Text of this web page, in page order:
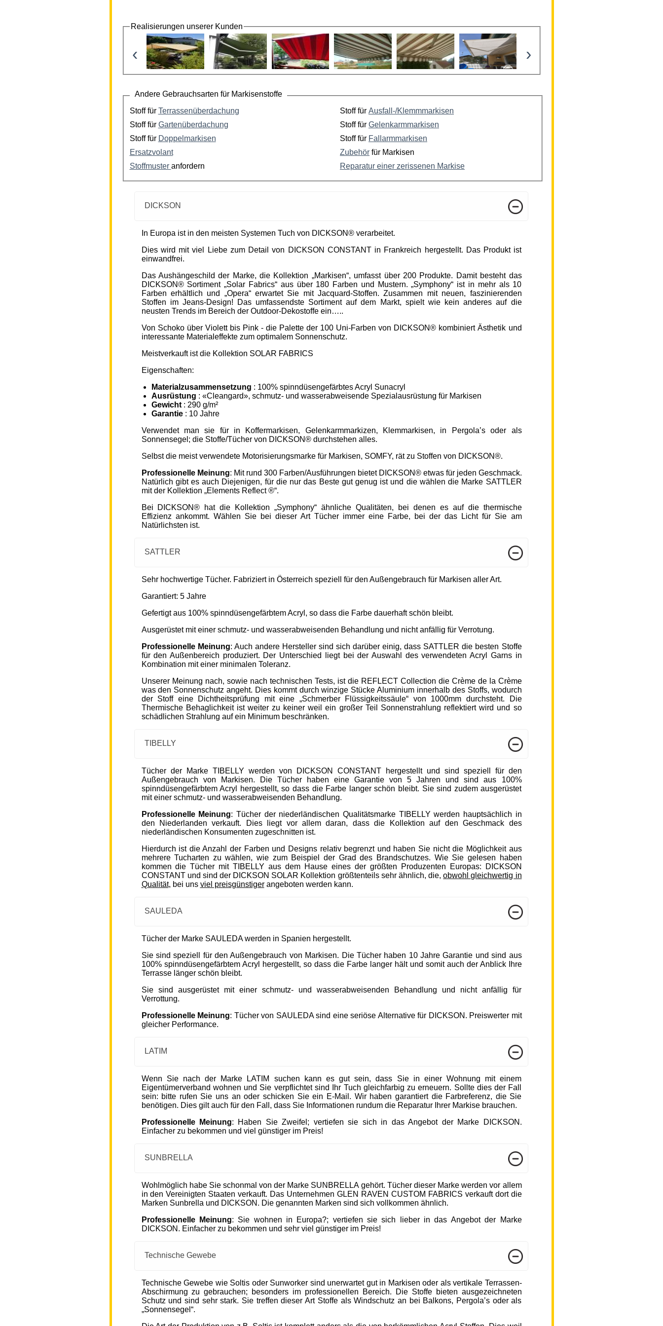
Realisierungen unserer Kunden
‹ ›
Andere Gebrauchsarten für Markisenstoffe
Stoff für Terrassenüberdachung Stoff für Ausfall-/Klemmmarkisen
Stoff für Gartenüberdachung Stoff für Gelenkarmmarkisen
Stoff für Doppelmarkisen Stoff für Fallarmmarkisen
Ersatzvolant
Zubehör für Markisen
Stoffmuster anfordern Reparatur einer zerissenen Markise
DICKSON
In Europa ist in den meisten Systemen Tuch von DICKSON® verarbeitet.
Dies wird mit viel Liebe zum Detail von DICKSON CONSTANT in Frankreich hergestellt. Das Produkt ist
einwandfrei.
Das Aushängeschild der Marke, die Kollektion „Markisen“, umfasst über 200 Produkte. Damit besteht das
DICKSON® Sortiment „Solar Fabrics“ aus über 180 Farben und Mustern. „Symphony“ ist in mehr als 10
Farben erhältlich und „Opera“ erwartet Sie mit Jacquard-Stoffen. Zusammen mit neuen, faszinierenden
Stoffen im Jeans-Design! Das umfassendste Sortiment auf dem Markt, spielt wie kein anderes auf die
neusten Trends im Bereich der Outdoor-Dekostoffe ein…..
Von Schoko über Violett bis Pink - die Palette der 100 Uni-Farben von DICKSON® kombiniert Ästhetik und
interessante Materialeffekte zum optimalem Sonnenschutz.
Meistverkauft ist die Kollektion SOLAR FABRICS
Eigenschaften:
Materialzusammensetzung : 100% spinndüsengefärbtes Acryl Sunacryl
Ausrüstung : «Cleangard», schmutz- und wasserabweisende Spezialausrüstung für Markisen
Gewicht: 290 g/m²
Garantie: 10 Jahre
Verwendet man sie für in Koffermarkisen, Gelenkarmmarkizen, Klemmarkisen, in Pergola’s oder als
Sonnensegel; die Stoffe/Tücher von DICKSON® durchstehen alles.
Selbst die meist verwendete Motorisierungsmarke für Markisen, SOMFY, rät zu Stoffen von DICKSON®.
Professionelle Meinung: Mit rund 300 Farben/Ausführungen bietet DICKSON® etwas für jeden Geschmack.
Natürlich gibt es auch Diejenigen, für die nur das Beste gut genug ist und die wählen die Marke SATTLER
mit der Kollektion „Elements Reflect ®“.
Bei DICKSON® hat die Kollektion „Symphony“ ähnliche Qualitäten, bei denen es auf die thermische
Effizienz ankommt. Wählen Sie bei dieser Art Tücher immer eine Farbe, bei der das Licht für Sie am
Natürlichsten ist.
SATTLER
Sehr hochwertige Tücher. Fabriziert in Österreich speziell für den Außengebrauch für Markisen aller Art.
Garantiert: 5 Jahre
Gefertigt aus 100% spinndüsengefärbtem Acryl, so dass die Farbe dauerhaft schön bleibt.
Ausgerüstet mit einer schmutz- und wasserabweisenden Behandlung und nicht anfällig für Verrotung.
Professionelle Meinung: Auch andere Hersteller sind sich darüber einig, dass SATTLER die besten Stoffe
für den Außenbereich produziert. Der Unterschied liegt bei der Auswahl des verwendeten Acryl Garns in
Kombination mit einer minimalen Toleranz.
Unserer Meinung nach, sowie nach technischen Tests, ist die REFLECT Collection die Crème de la Crème
was den Sonnenschutz angeht. Dies kommt durch winzige Stücke Aluminium innerhalb des Stoffs, wodurch
der Stoff eine Dichtheitsprüfung mit eine „Schmerber Flüssigkeitssäule“ von 1000mm durchsteht. Die
Thermische Behaglichkeit ist weiter zu keiner weil ein großer Teil Sonnenstrahlung reflektiert wird und so
schädlichen Strahlung auf ein Minimum beschränken.
TIBELLY
Tücher der Marke TIBELLY werden von DICKSON CONSTANT hergestellt und sind speziell für den
Außengebrauch von Markisen. Die Tücher haben eine Garantie von 5 Jahren und sind aus 100%
spinndüsengefärbtem Acryl hergestellt, so dass die Farbe langer schön bleibt. Sie sind zudem ausgerüstet
mit einer schmutz- und wasserabweisenden Behandlung.
Professionelle Meinung: Tücher der niederländischen Qualitätsmarke TIBELLY werden hauptsächlich in
den Niederlanden verkauft. Dies liegt vor allem daran, dass die Kollektion auf den Geschmack des
niederländischen Konsumenten zugeschnitten ist.
Hierdurch ist die Anzahl der Farben und Designs relativ begrenzt und haben Sie nicht die Möglichkeit aus
mehrere Tucharten zu wählen, wie zum Beispiel der Grad des Brandschutzes. Wie Sie gelesen haben
kommen die Tücher mit TIBELLY aus dem Hause eines der größten Produzenten Europas: DICKSON
CONSTANT und sind der DICKSON SOLAR Kollektion größtenteils sehr ähnlich, die,obwohl gleichwertig in
Qualität, bei uns viel preisgünstigerangeboten werden kann.
SAULEDA
Tücher der Marke SAULEDA werden in Spanien hergestellt.
Sie sind speziell für den Außengebrauch von Markisen. Die Tücher haben 10 Jahre Garantie und sind aus
100% spinndüsengefärbtem Acryl hergestellt, so dass die Farbe langer hält und somit auch der Anblick Ihre
Terrasse länger schön bleibt.
Sie sind ausgerüstet mit einer schmutz- und wasserabweisenden Behandlung und nicht anfällig für
Verrottung.
Professionelle Meinung: Tücher von SAULEDA sind eine seriöse Alternative für DICKSON. Preiswerter mit
gleicher Performance.
LATIM
Wenn Sie nach der Marke LATIM suchen kann es gut sein, dass Sie in einer Wohnung mit einem
Eigentümerverband wohnen und Sie verpflichtet sind Ihr Tuch gleichfarbig zu erneuern. Sollte dies der Fall
sein: bitte rufen Sie uns an oder schicken Sie ein E-Mail. Wir haben garantiert die Farbreferenz, die Sie
benötigen. Dies gilt auch für den Fall, dass Sie Informationen rundum die Reparatur Ihrer Markise brauchen.
Professionelle Meinung: Haben Sie Zweifel; vertiefen sie sich in das Angebot der Marke DICKSON.
Einfacher zu bekommen und viel günstiger im Preis!
SUNBRELLA
Wohlmöglich habe Sie schonmal von der Marke SUNBRELLA gehört. Tücher dieser Marke werden vor allem
in den Vereinigten Staaten verkauft. Das Unternehmen GLEN RAVEN CUSTOM FABRICS verkauft dort die
Marken Sunbrella und DICKSON. Die genannten Marken sind sich vollkommen ähnlich.
Professionelle Meinung: Sie wohnen in Europa?; vertiefen sie sich lieber in das Angebot der Marke
DICKSON. Einfacher zu bekommen und sehr viel günstiger im Preis!
Technische Gewebe
Technische Gewebe wie Soltis oder Sunworker sind unerwartet gut in Markisen oder als vertikale Terrassen-
Abschirmung zu gebrauchen; besonders im professionellen Bereich. Die Stoffe bieten ausgezeichneten
Schutz und sind sehr stark. Sie treffen dieser Art Stoffe als Windschutz an bei Balkons, Pergola’s oder als
„Sonnensegel“.